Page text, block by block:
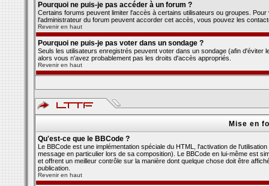
Pourquoi ne puis-je pas accéder à un forum ?
Certains forums peuvent limiter l'accès à certains utilisateurs ou groupes.
l'administrateur du forum peuvent accorder cet accès, vous pouvez les
Revenir en haut
Pourquoi ne puis-je pas voter dans un sondage ?
Seuls les utilisateurs enregistrés peuvent voter dans un sondage (afin
alors vous n'avez probablement pas les droits d'accès appropriés.
Revenir en haut
Mise en
Qu'est-ce que le BBCode ?
Le BBCode est une implémentation spéciale du HTML, l'activation de
message en particulier lors de sa composition). Le BBCode en lui-même est
et offrent un meilleur contrôle sur la manière dont quelque chose doit être
publication.
Revenir en haut